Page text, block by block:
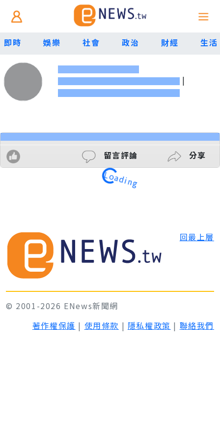
即時 娛樂 社會 政治 財經 生活
|
留言評論 分享
Loading
回最上層
© 2001-2026 ENews新聞網
著作權保護 | 使用條款 | 隱私權政策 | 聯絡我們